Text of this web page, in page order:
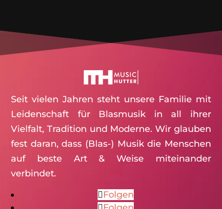
Seit vielen Jahren steht unsere Familie mit
Leidenschaft für Blasmusik in all ihrer
Vielfalt, Tradition und Moderne. Wir glauben
fest daran, dass (Blas-) Musik die Menschen
auf beste Art & Weise miteinander
verbindet.
Folgen